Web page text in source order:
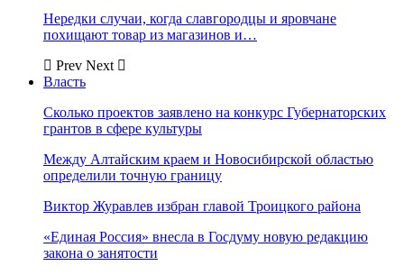
Нередки случаи, когда славгородцы и яровчане
похищают товар из магазинов и…
Prev Next
Власть
Сколько проектов заявлено на конкурс Губернаторских
грантов в сфере культуры
Между Алтайским краем и Новосибирской областью
определили точную границу
Виктор Журавлев избран главой Троицкого района
«Единая Россия» внесла в Госдуму новую редакцию
закона о занятости